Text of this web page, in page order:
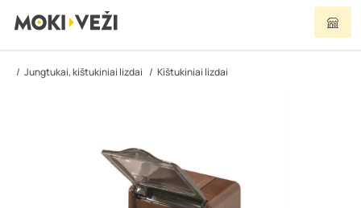
Jungtukai, kištukiniai lizdai Kištukiniai lizdai